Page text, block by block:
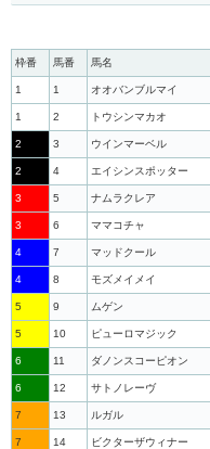
枠番 馬番 馬名
1 1 オオバンブルマイ
1 2 トウシンマカオ
2 3 ウインマーベル
2 4 エイシンスポッター
3 5 ナムラクレア
3 6 ママコチャ
4 7 マッドクール
4 8 モズメイメイ
5 9 ムゲン
5 10 ピューロマジック
6 11 ダノンスコーピオン
6 12 サトノレーヴ
7 13 ルガル
7 14 ビクターザウィナー